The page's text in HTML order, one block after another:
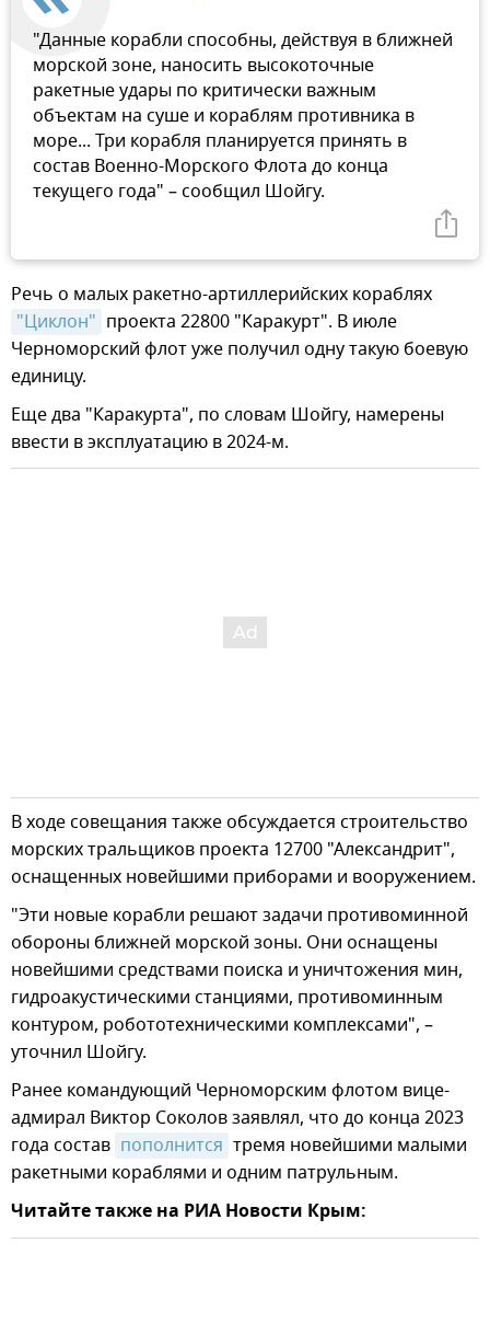
"Данные корабли способны, действуя в ближней
морской зоне, наносить высокоточные
ракетные удары по критически важным
объектам на суше и кораблям противника в
море... Три корабля планируется принять в
состав Военно-Морского Флота до конца
текущего года" – сообщил Шойгу.
Речь о малых ракетно-артиллерийских кораблях
"Циклон" проекта 22800 "Каракурт". В июле
Черноморский флот уже получил одну такую боевую
единицу.
Еще два "Каракурта", по словам Шойгу, намерены
ввести в эксплуатацию в 2024-м.
В ходе совещания также обсуждается строительство
морских тральщиков проекта 12700 "Александрит",
оснащенных новейшими приборами и вооружением.
"Эти новые корабли решают задачи противоминной
обороны ближней морской зоны. Они оснащены
новейшими средствами поиска и уничтожения мин,
гидроакустическими станциями, противоминным
контуром, робототехническими комплексами", –
уточнил Шойгу.
Ранее командующий Черноморским флотом вице-
адмирал Виктор Соколов заявлял, что до конца 2023
года состав пополнится тремя новейшими малыми
ракетными кораблями и одним патрульным.
Читайте также на РИА Новости Крым: